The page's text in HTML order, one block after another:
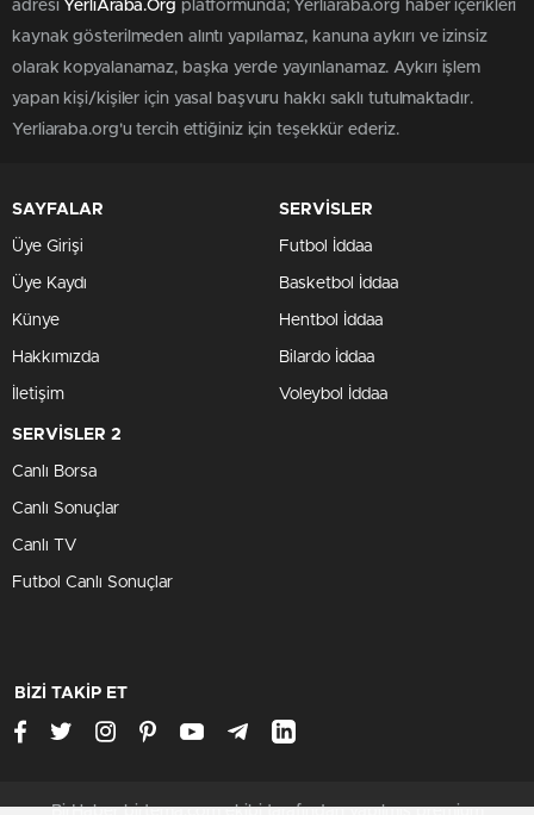
adresi YerliAraba.Org platformunda; Yerliaraba.org haber içerikleri
kaynak gösterilmeden alıntı yapılamaz, kanuna aykırı ve izinsiz
olarak kopyalanamaz, başka yerde yayınlanamaz. Aykırı işlem
yapan kişi/kişiler için yasal başvuru hakkı saklı tutulmaktadır.
Yerliaraba.org'u tercih ettiğiniz için teşekkür ederiz.
SAYFALAR
Üye Girişi
Üye Kaydı
Künye
Hakkımızda
İletişim
SERVİSLER
Futbol İddaa
Basketbol İddaa
Hentbol İddaa
Bilardo İddaa
Voleybol İddaa
SERVİSLER 2
Canlı Borsa
Canlı Sonuçlar
Canlı TV
Futbol Canlı Sonuçlar
BİZİ TAKİP ET
BirHaber birtema.com ekibi tarafından yapılmış premium